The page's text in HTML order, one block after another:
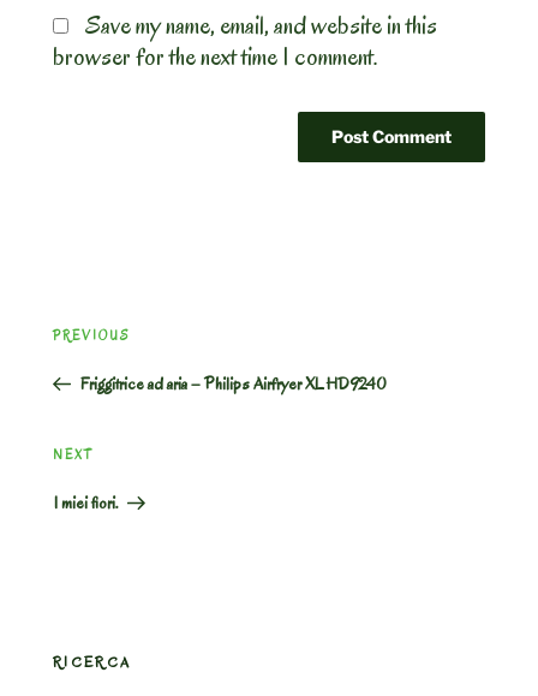
Save my name, email, and website in this
browser for the next time I comment.
navigation
Previous
PREVIOUS
Friggitrice ad aria – Philips Airfryer XL HD9240
Next
NEXT
I miei fiori.
RICERCA